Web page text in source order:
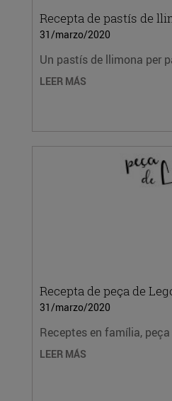
Recepta de pastís de
31/marzo/2020
Un pastís de llimona per
LEER MÁS
Recepta de peça de
31/marzo/2020
Receptes en família,
LEER MÁS